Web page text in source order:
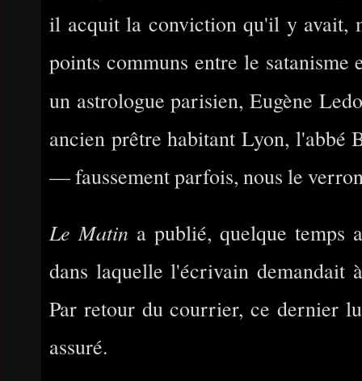
il acquit la conviction qu'il y avait,
points communs entre le
un astrologue parisien, Eugène
ancien prêtre habitant Lyon, l'abbé
— faussement parfois, nous le
Le Matin a publié, quelque temps
dans laquelle l'écrivain demandait
Par retour du courrier, ce dernier
assuré.